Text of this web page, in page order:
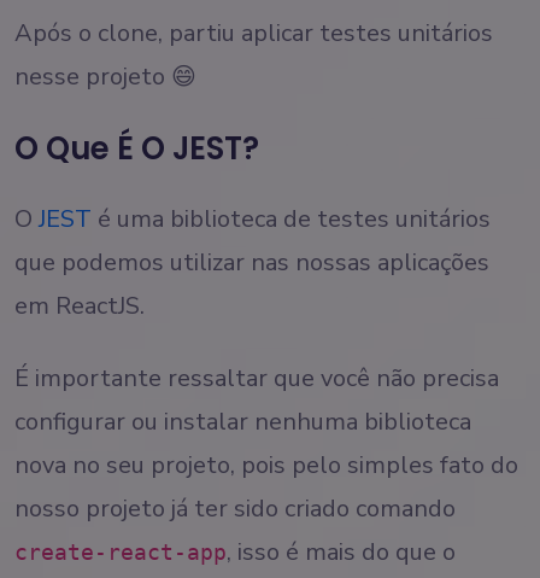
Após o clone, partiu aplicar testes unitários
nesse projeto 😄
O Que É O JEST?
OJEST é uma biblioteca de testes unitários
que podemos utilizar nas nossas aplicações
em ReactJS.
É importante ressaltar que você não precisa
configurar ou instalar nenhuma biblioteca
nova no seu projeto, pois pelo simples fato do
nosso projeto já ter sido criado comando
create-react-app, isso é mais do que o